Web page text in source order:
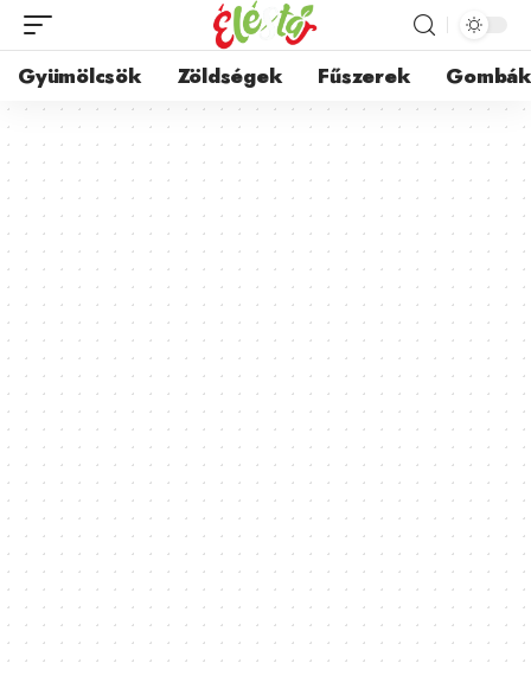
Gyümölcsök Zöldségek Fűszerek Gombák